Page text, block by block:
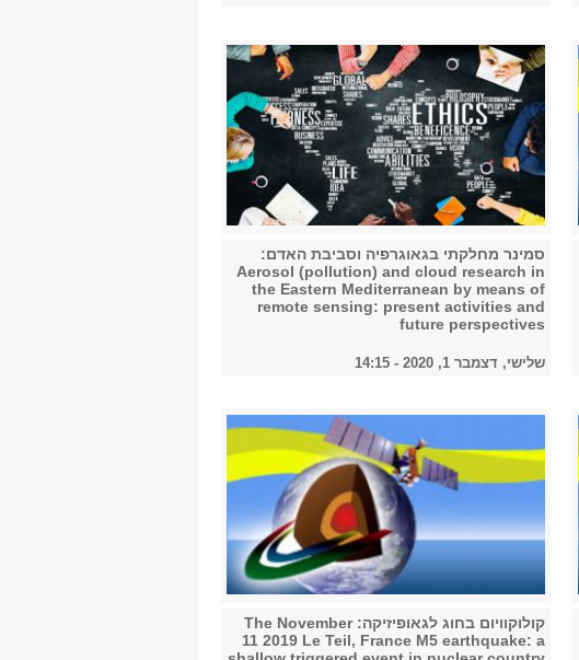
2018
2019
2020
2021
2022
2023
סמינר מחלקתי בגאוגרפיה וסביבת האדם:
Aerosol (pollution) and cloud research in
the Eastern Mediterranean by means of
remote sensing: present activities and
future perspectives
שלישי, דצמבר 1, 2020 - 14:15
קולוקוויום בחוג לגאופיזיקה: The November
11 2019 Le Teil, France M5 earthquake: a